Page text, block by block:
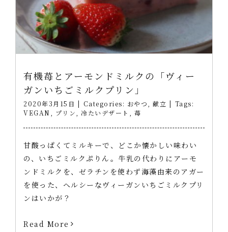
有機苺とアーモンドミルクの「ヴィー
ガンいちごミルクプリン」
2020年3月15日 | Categories: おやつ 献立 | Tags:
VEGAN
プリン 冷たいデザート 苺
甘酸っぱくてミルキーで、どこか懐かしい味わい
の、いちごミルクぷりん。牛乳の代わりにアーモ
ンドミルクを、ゼラチンを使わず海藻由来のアガー
を使った、ヘルシーなヴィーガンいちごミルクプリ
ンはいかが？
Read More